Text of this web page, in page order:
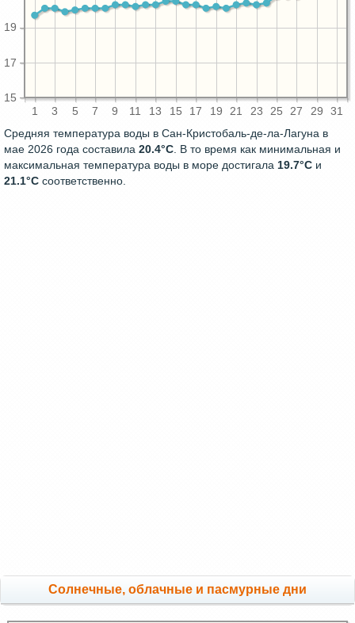
1 3 5 7 9 11 13 15 17 19 21 23 25 27 29 31
15
17
19
Средняя температура воды в Сан-Кристобаль-де-ла-Лагуна в
мае 2026 года составила 20.4°C. В то время как минимальная и
максимальная температура воды в море достигала 19.7°C и
21.1°C соответственно.
Cолнечные, облачные и пасмурные дни